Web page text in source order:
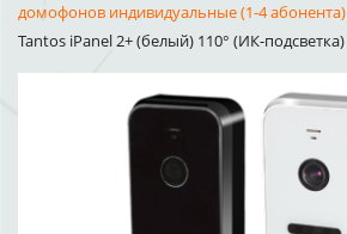
домофонов индивидуальные (1-4 абонента)
Tantos iPanel 2+ (белый) 110° (ИК-подсветка)